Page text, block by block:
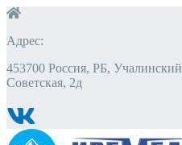
Адрес:
453700 Россия, РБ,
Советская, 2д